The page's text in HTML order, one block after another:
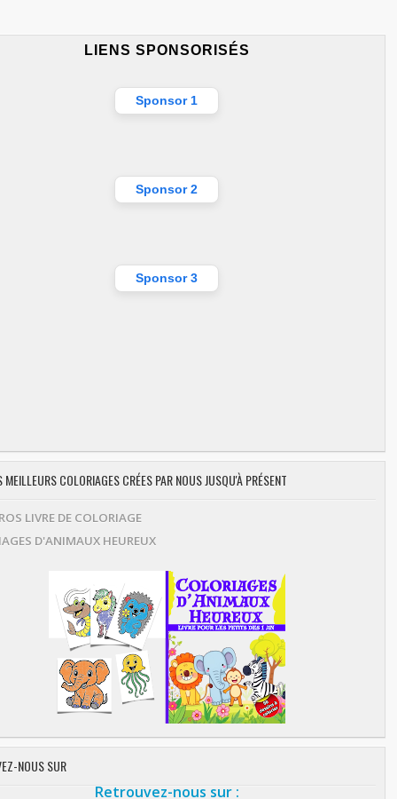
LIENS SPONSORISÉS
Sponsor 1
Sponsor 2
Sponsor 3
MEILLEURS COLORIAGES CRÉES PAR NOUS JUSQU'À PRÉSENT
LIVRE DE COLORIAGE
D'ANIMAUX HEUREUX
NOUS SUR
Retrouvez-nous sur :